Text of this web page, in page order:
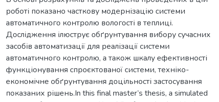
роботі показано часткову модернізацію системи
автоматичного контролю вологості в теплиці.
Дослідження ілюструє обґрунтування вибору сучасних
засобів автоматизації для реалізації системи
автоматичного контролю, а також шкалу ефективності
функціонування спроєктованої системи, техніко-
економічне обґрунтування доцільності застосування
показаних рішень.In this final master’s thesis, a simulated